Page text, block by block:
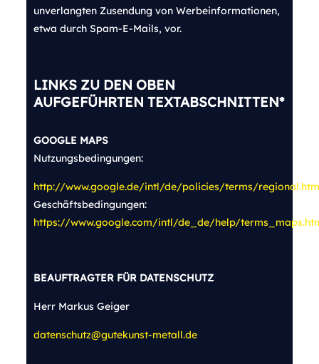
unverlangten Zusendung von Werbeinformationen,
etwa durch Spam-E-Mails, vor.
LINKS ZU DEN OBEN
AUFGEFÜHRTEN TEXTABSCHNITTEN*
GOOGLE MAPS
Nutzungsbedingungen:
http://www.google.de/intl/de/policies/terms/
Geschäftsbedingungen:
https://www.google.com/intl/de_de/help/
BEAUFTRAGTER FÜR DATENSCHUTZ
Herr Markus Geiger
datenschutz@gutekunst-metall.de